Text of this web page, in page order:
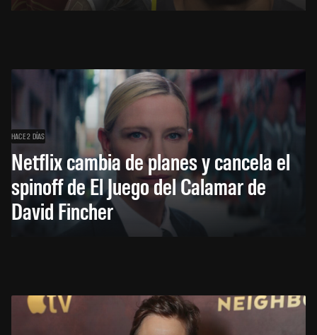
HACE 2 DÍAS
Netflix cambia de planes y cancela el
spinoff de El Juego del Calamar de
David Fincher